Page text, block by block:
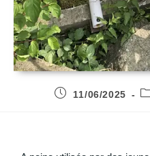
11/06/2025